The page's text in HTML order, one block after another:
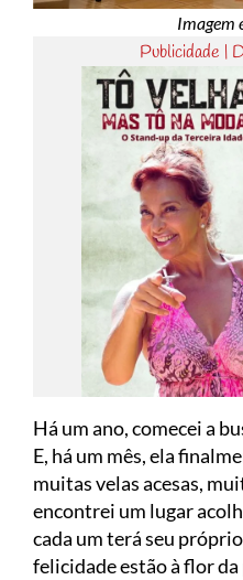
Imagem
Publicidade |
Há um ano, comecei a
E, há um mês, ela
muitas velas acesas,
encontrei um lugar
cada um terá seu
felicidade estão à flor da